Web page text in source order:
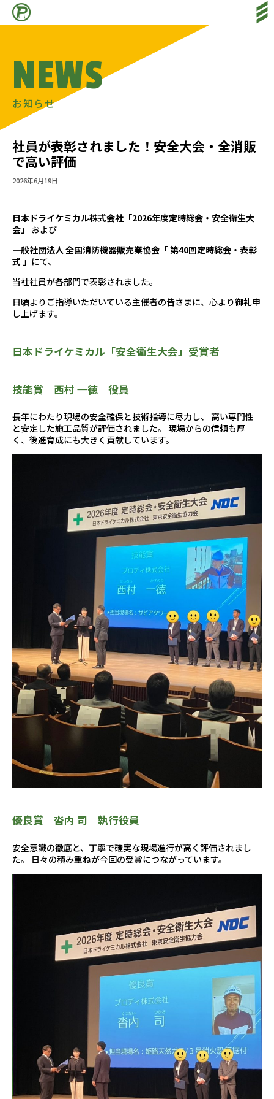
SERVICE サービス
ACHIVEMENT
COMPANY PROFILE
SALES DIVISION
NEWS
RECRUIT 採用情報
CONTACT お問い合わせ
PRODUCT INQUIRY
商品にについてのお問い合わせ
常に前進・拡大・挑戦・
Webカタログ
〒115-0045
東京都北区赤羽2-25-1 赤羽MAPビル
Google Map
NEWS
お知らせ
社員が表彰されました！安全大会・全消販
で高い評価
2026年6月19日
日本ドライケミカル株式会社「2026年度定時総会・安全衛生大
会」
および
一般社団法人 全国消防機器販売業協会「 第40回定時総会・表彰
式 」にて、
当社社員が各部門で表彰されました。
日頃よりご指導いただいている主催者の皆さまに、心より御礼申
し上げます。
日本ドライケミカル「安全衛生大会」受賞者
技能賞 西村 一徳 役員
長年にわたり現場の安全確保と技術指導に尽力し、 高い専門性
と安定した施工品質が評価されました。 現場からの信頼も厚
く、後進育成にも大きく貢献しています。
優良賞 沓内 司 執行役員
安全意識の徹底と、丁寧で確実な現場進行が高く評価されまし
た。 日々の積み重ねが今回の受賞につながっています。